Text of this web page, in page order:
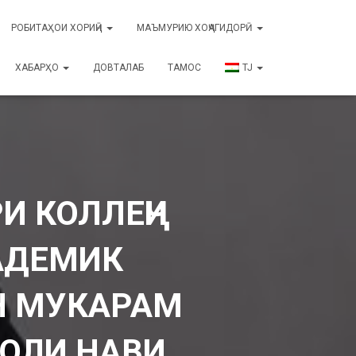
РОБИТАҲОИ ХОРИҶӢ МАЪМУРИЮ ХОҶАГИДОРӢ
ХАБАРҲО ДОВТАЛАБ ТАМОС TJ
КОЛЛЕҶИ
МУКАРАМ